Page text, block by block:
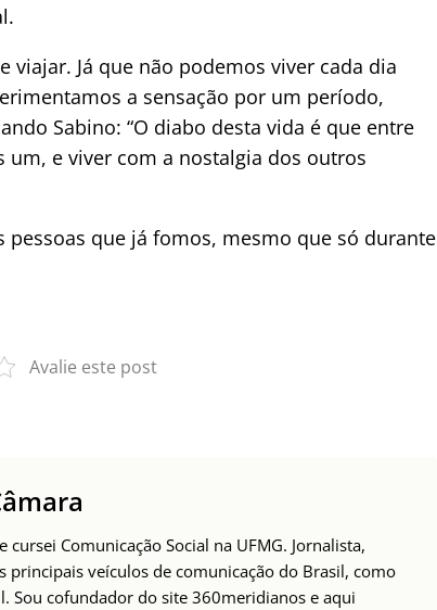
Já que não podemos viver cada dia
a sensação por um período,
Sabino: “O diabo desta vida é que entre
e viver com a nostalgia dos outros
que já fomos, mesmo que só durante
Avalie este post
cursei Comunicação Social na UFMG. Jornalista,
principais veículos de comunicação do Brasil, como
Sou cofundador do site 360meridianos e aqui